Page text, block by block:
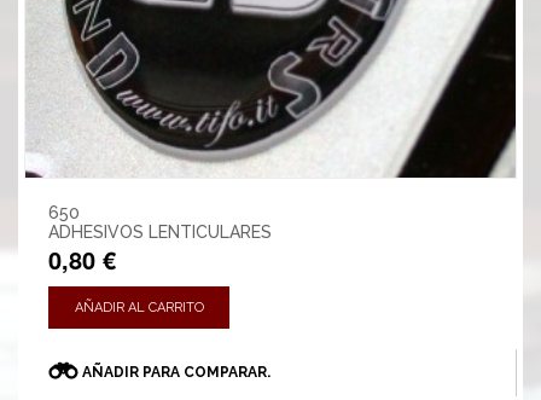
650
ADHESIVOS LENTICULARES
0,80 €
AÑADIR AL CARRITO
AÑADIR PARA COMPARAR.